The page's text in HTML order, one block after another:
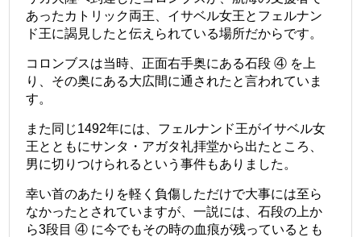
あったカトリック両王、イサベル女王とフェルナン
ド王に謁見したと伝えられている場所だからです。
コロンブスは当時、正面右手奥にある石段 ④ を上
り、その奥にある大広間に通されたと言われていま
す。
また同じ1492年には、フェルナンド王がイサベル女
王とともにサンタ・アガタ礼拝堂から出たところ、
男に切りつけられるという事件もありました。
幸い首のあたりを軽く負傷しただけで大事には至ら
なかったとされていますが、一説には、石段の上か
ら3段目 ④ に今でもその時の血痕が残っているとも